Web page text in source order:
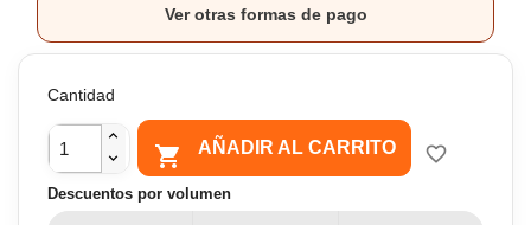
Ver otras formas de pago
Cantidad
 AÑADIR AL CARRITO favorite_border
Descuentos por volumen